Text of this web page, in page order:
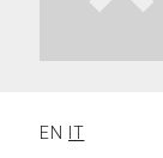
EN IT